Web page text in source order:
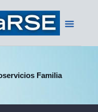
Familia